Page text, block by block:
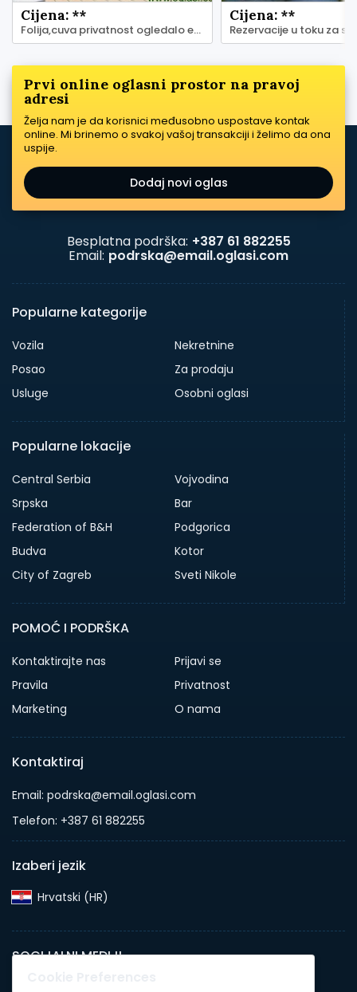
Cijena: **
Folija,cuva privatnost ogledalo efektom
Cijena: **
Prvi online oglasni prostor na pravoj
adresi
Želja nam je da korisnici međusobno uspostave kontak
online. Mi brinemo o svakoj vašoj transakciji i želimo da ona
uspije.
Dodaj novi oglas
Besplatna podrška: +387 61 882255
Email: podrska@email.oglasi.com
Popularne kategorije
Vozila
Nekretnine
Posao
Za prodaju
Usluge
Osobni oglasi
Popularne lokacije
Central Serbia
Vojvodina
Srpska
Bar
Federation of B&H
Podgorica
Budva
Kotor
City of Zagreb
Sveti Nikole
POMOĆ I PODRŠKA
Kontaktirajte nas
Prijavi se
Pravila
Privatnost
Marketing
O nama
Kontaktiraj
Email: podrska@email.oglasi.com
Telefon: +387 61 882255
Izaberi jezik
Hrvatski (HR)‎
SOCIJALNI MEDIJI